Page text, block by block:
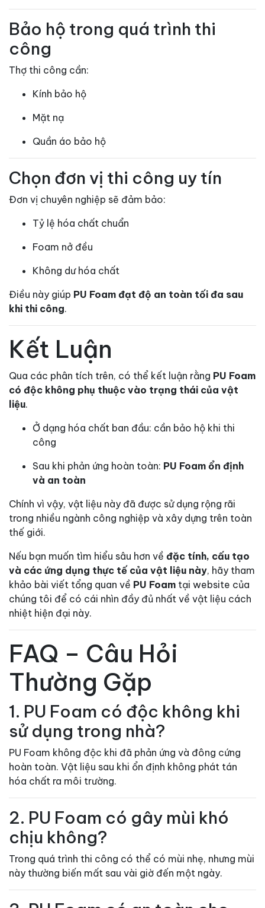
Bảo hộ trong quá trình thi
công
Thợ thi công cần:
Kính bảo hộ
Mặt nạ
Quần áo bảo hộ
Chọn đơn vị thi công uy tín
Đơn vị chuyên nghiệp sẽ đảm bảo:
Tỷ lệ hóa chất chuẩn
Foam nở đều
Không dư hóa chất
Điều này giúp PU Foam đạt độ an toàn tối đa sau
khi thi công.
Kết Luận
Qua các phân tích trên, có thể kết luận rằng PU Foam
có độc không phụ thuộc vào trạng thái của vật
liệu.
Ở dạng hóa chất ban đầu: cần bảo hộ khi thi
công
Sau khi phản ứng hoàn toàn: PU Foam ổn định
và an toàn
Chính vì vậy, vật liệu này đã được sử dụng rộng rãi
trong nhiều ngành công nghiệp và xây dựng trên toàn
thế giới.
Nếu bạn muốn tìm hiểu sâu hơn về đặc tính, cấu tạo
và các ứng dụng thực tế của vật liệu này, hãy tham
khảo bài viết tổng quan về PU Foam tại website của
chúng tôi để có cái nhìn đầy đủ nhất về vật liệu cách
nhiệt hiện đại này.
FAQ – Câu Hỏi
Thường Gặp
1. PU Foam có độc không khi
sử dụng trong nhà?
PU Foam không độc khi đã phản ứng và đông cứng
hoàn toàn. Vật liệu sau khi ổn định không phát tán
hóa chất ra môi trường.
2. PU Foam có gây mùi khó
chịu không?
Trong quá trình thi công có thể có mùi nhẹ, nhưng mùi
này thường biến mất sau vài giờ đến một ngày.